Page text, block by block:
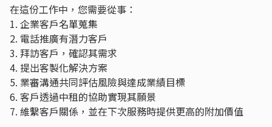
在這份工作中，您需要從事：
1. 企業客戶名單蒐集
2. 電話推廣有潛力客戶
3. 拜訪客戶，確認其需求
4. 提出客製化解決方案
5. 業審溝通共同評估風險與達成業績目標
6. 客戶透過中租的協助實現其願景
7. 維繫客戶關係，並在下次服務時提供更高的附加價值